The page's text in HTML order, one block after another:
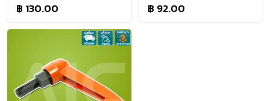
฿ 130.00 ฿ 92.00